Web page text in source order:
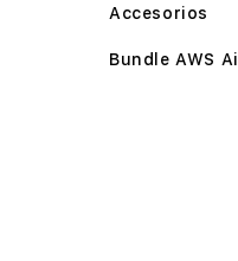
Accesorios
Bundle AWS